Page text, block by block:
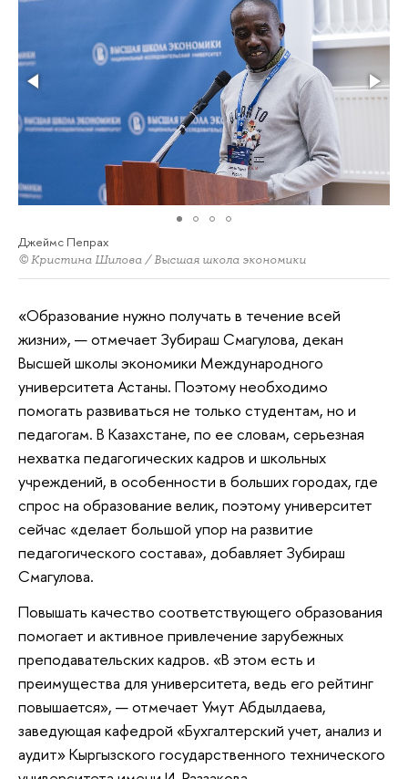
Джеймс Пепрах
© Кристина Шилова / Высшая школа экономики
«Образование нужно получать в течение всей
жизни», — отмечает Зубираш Смагулова, декан
Высшей школы экономики Международного
университета Астаны. Поэтому необходимо
помогать развиваться не только студентам, но и
педагогам. В Казахстане, по ее словам, серьезная
нехватка педагогических кадров и школьных
учреждений, в особенности в больших городах, где
спрос на образование велик, поэтому университет
сейчас «делает большой упор на развитие
педагогического состава», добавляет Зубираш
Смагулова.
Повышать качество соответствующего образования
помогает и активное привлечение зарубежных
преподавательских кадров. «В этом есть и
преимущества для университета, ведь его рейтинг
повышается», — отмечает Умут Абдылдаева,
заведующая кафедрой «Бухгалтерский учет, анализ и
аудит» Кыргызского государственного технического